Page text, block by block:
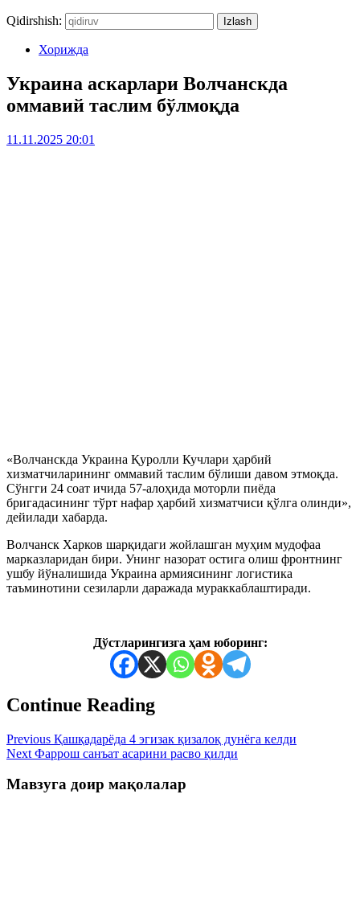
Qidirshish:
Хорижда
Украина аскарлари Волчанскда
оммавий таслим бўлмоқда
11.11.2025 20:01
«Волчанскда Украина Қуролли Кучлари ҳарбий
хизматчиларининг оммавий таслим бўлиши давом этмоқда.
Сўнгги 24 соат ичида 57-алоҳида моторли пиёда
бригадасининг тўрт нафар ҳарбий хизматчиси қўлга олинди»,
дейилади хабарда.
Волчанск Харков шарқидаги жойлашган муҳим мудофаа
марказларидан бири. Унинг назорат остига олиш фронтнинг
ушбу йўналишида Украина армиясининг логистика
таъминотини сезиларли даражада мураккаблаштиради.
Дўстларингизга ҳам юборинг:
Continue Reading
Previous Қашқадарёда 4 эгизак қизалоқ дунёга келди
Next Фаррош санъат асарини расво қилди
Мавзуга доир мақолалар